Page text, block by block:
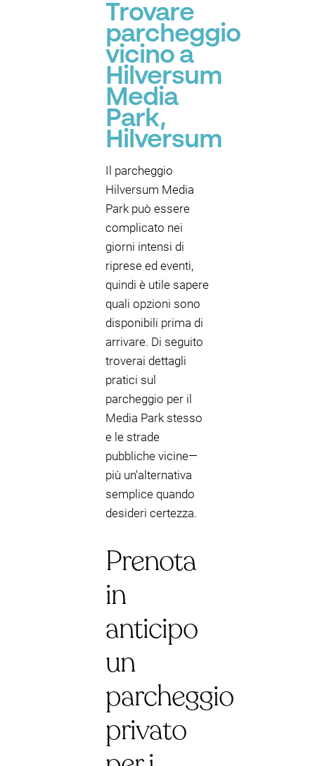
Trovare
parcheggio
vicino a
Hilversum
Media
Park,
Hilversum
Il parcheggio
Hilversum Media
Park può essere
complicato nei
giorni intensi di
riprese ed eventi,
quindi è utile sapere
quali opzioni sono
disponibili prima di
arrivare. Di seguito
troverai dettagli
pratici sul
parcheggio per il
Media Park stesso
e le strade
pubbliche vicine—
più un'alternativa
semplice quando
desideri certezza.
Prenota
in
anticipo
un
parcheggio
privato